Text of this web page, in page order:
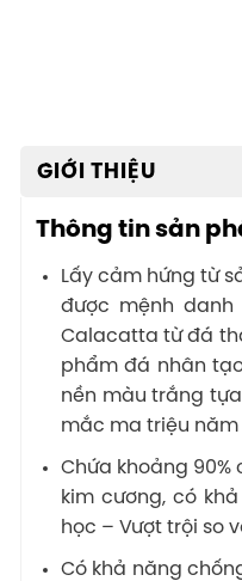
GIỚI THIỆU
Thông tin sản
Lấy cảm hứng từ
được mệnh
Calacatta từ đá
phẩm đá nhân
nền màu trắng
mắc ma triệu
Chứa khoảng
kim cương, có
học – Vượt trội so
Có khả năng